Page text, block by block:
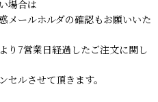
場合は
メールホルダの確認もお願いいた
り7営業日経過したご注文に関し
セルさせて頂きます。